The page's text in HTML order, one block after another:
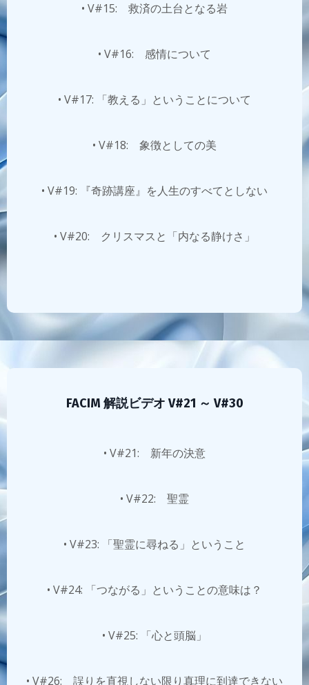
• V#15: 救済の土台となる岩
• V#16: 感情について
• V#17: 「教える」ということについて
• V#18: 象徴としての美
• V#19: 『奇跡講座』を人生のすべてとしない
• V#20: クリスマスと「内なる静けさ」
FACIM 解説ビデオ V#21 ～ V#30
• V#21: 新年の決意
• V#22: 聖霊
• V#23: 「聖霊に尋ねる」ということ
• V#24: 「つながる」ということの意味は？
• V#25: 「心と頭脳」
• V#26: 誤りを直視しない限り真理に到達できない